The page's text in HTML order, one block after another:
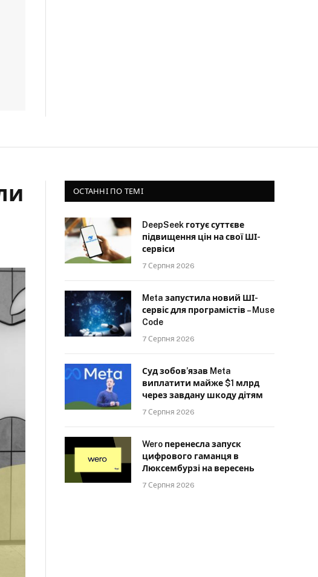
ОСТАННІ ПО ТЕМІ
DeepSeek готує суттєве
підвищення цін на свої ШІ-
сервіси
7 Серпня 2026
Meta запустила новий ШІ-
сервіс для програмістів – Muse
Code
7 Серпня 2026
Суд зобов’язав Meta
виплатити майже $1 млрд
через завдану шкоду дітям
7 Серпня 2026
Wero перенесла запуск
цифрового гаманця в
Люксембурзі на вересень
7 Серпня 2026